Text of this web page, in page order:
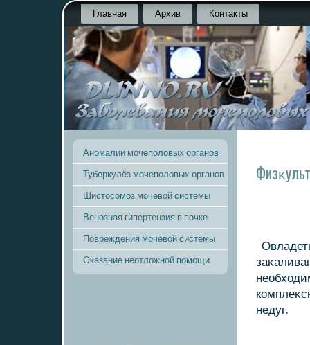
Главная Архив Контакты
Аномалии мочеполовых органов
Туберкулёз мочеполовых органов
Шистосомоз мочевой системы
Венозная гипертензия в почке
Повреждения мочевой системы
Оказание неотложной помощи
недуг.